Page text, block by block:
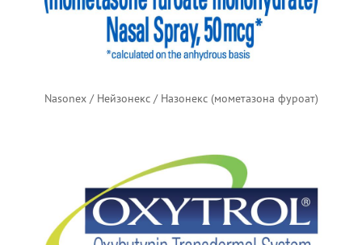
Nasonex / Нейзонекс / Назонекс (мометазона фуроат)